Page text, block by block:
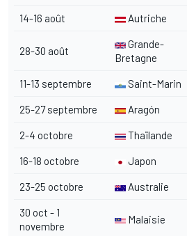
14-16 août Autriche
28-30 août
Grande-
Bretagne
11-13 septembre Saint-Marin
25-27 septembre Aragón
2-4 octobre Thaïlande
16-18 octobre Japon
23-25 octobre Australie
30 oct - 1
novembre
Malaisie